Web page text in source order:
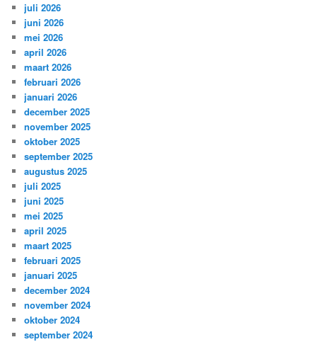
juli 2026
juni 2026
mei 2026
april 2026
maart 2026
februari 2026
januari 2026
december 2025
november 2025
oktober 2025
september 2025
augustus 2025
juli 2025
juni 2025
mei 2025
april 2025
maart 2025
februari 2025
januari 2025
december 2024
november 2024
oktober 2024
september 2024